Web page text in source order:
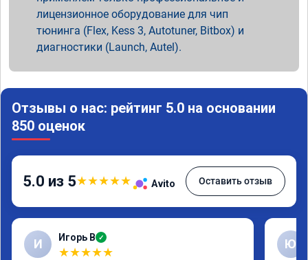
лицензионное оборудование для чип
тюнинга (Flex, Kess 3, Autotuner, Bitbox) и
диагностики (Launch, Autel).
Отзывы о нас: рейтинг 5.0 на основании
850 оценок
5.0 из 5★★★★★ Avito Оставить отзыв
И Игорь В ✓
★★★★★
Ю